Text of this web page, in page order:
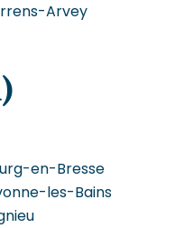
Arvey
en-Bresse
les-Bains